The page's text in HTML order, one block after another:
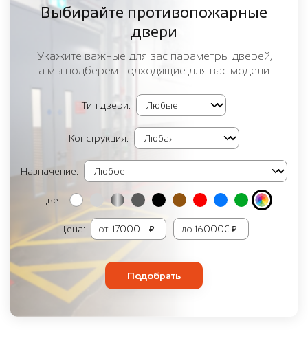
Выбирайте противопожарные
двери
Укажите важные для вас параметры дверей,
а мы подберем подходящие для вас модели
Тип двери:
Конструкция:
Назначение:
Цвет:
Цена: от ₽ до ₽
Подобрать